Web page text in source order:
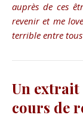
auprès de ces
revenir et me
terrible entre
Un extrait
cours de